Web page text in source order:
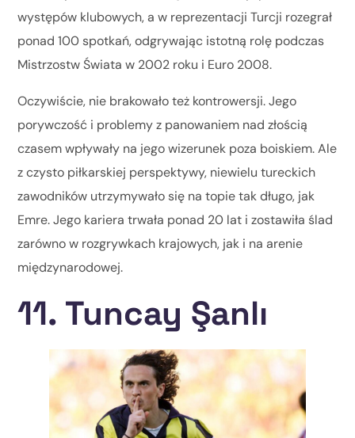
występów klubowych, a w reprezentacji Turcji rozegrał
ponad 100 spotkań, odgrywając istotną rolę podczas
Mistrzostw Świata w 2002 roku i Euro 2008.
Oczywiście, nie brakowało też kontrowersji. Jego
porywczość i problemy z panowaniem nad złością
czasem wpływały na jego wizerunek poza boiskiem. Ale
z czysto piłkarskiej perspektywy, niewielu tureckich
zawodników utrzymywało się na topie tak długo, jak
Emre. Jego kariera trwała ponad 20 lat i zostawiła ślad
zarówno w rozgrywkach krajowych, jak i na arenie
międzynarodowej.
11. Tuncay Şanlı